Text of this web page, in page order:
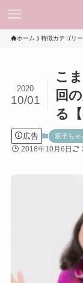
ホーム 特徴カテゴリー
こ
回
る
2020
10/01
広告 双子ちゃ
2018年10月6日